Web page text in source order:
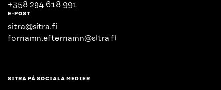
+358 294 618 991
E-POST
sitra@sitra.fi
fornamn.efternamn@sitra.fi
SITRA PÅ SOCIALA MEDIER